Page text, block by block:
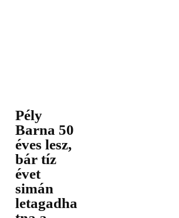
Pély
Barna 50
éves lesz,
bár tíz
évet
simán
letagadha